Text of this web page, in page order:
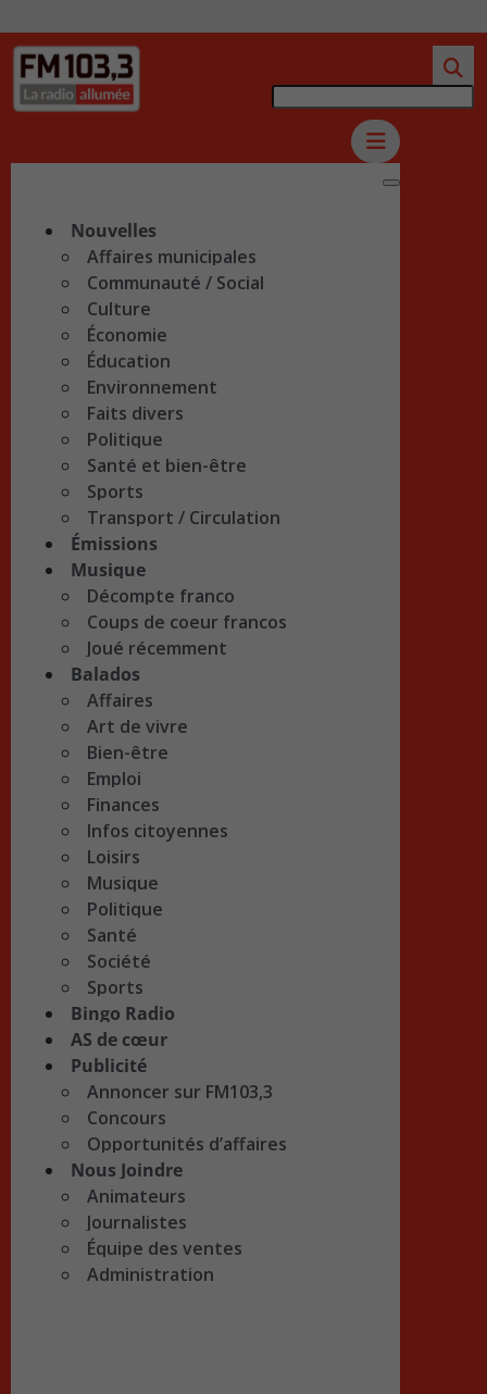
Nouvelles
Affaires municipales
Communauté / Social
Culture
Économie
Éducation
Environnement
Faits divers
Politique
Santé et bien-être
Sports
Transport / Circulation
Émissions
Musique
Décompte franco
Coups de coeur francos
Joué récemment
Balados
Affaires
Art de vivre
Bien-être
Emploi
Finances
Infos citoyennes
Loisirs
Musique
Politique
Santé
Société
Sports
Bingo Radio
AS de cœur
Publicité
Annoncer sur FM103,3
Concours
Opportunités d’affaires
Nous Joindre
Animateurs
Journalistes
Équipe des ventes
Administration